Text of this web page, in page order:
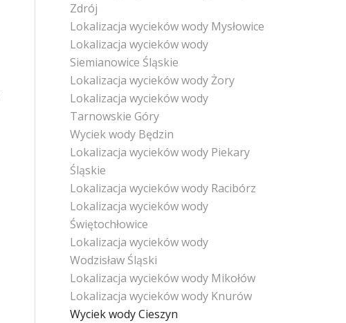
Zdrój
Lokalizacja wycieków wody Mysłowice
Lokalizacja wycieków wody
Siemianowice Śląskie
Lokalizacja wycieków wody Żory
Lokalizacja wycieków wody
Tarnowskie Góry
Wyciek wody Będzin
Lokalizacja wycieków wody Piekary
Śląskie
Lokalizacja wycieków wody Racibórz
Lokalizacja wycieków wody
Świętochłowice
Lokalizacja wycieków wody
Wodzisław Śląski
Lokalizacja wycieków wody Mikołów
Lokalizacja wycieków wody Knurów
Wyciek wody Cieszyn